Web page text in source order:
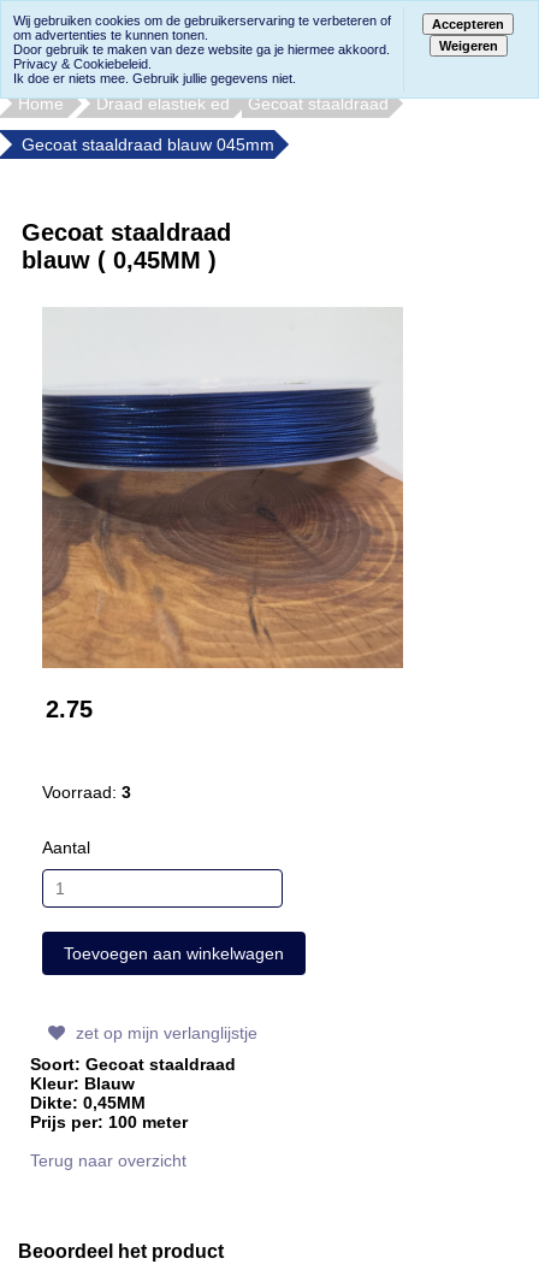
Home Draad elastiek ed Gecoat staaldraad
Gecoat staaldraad blauw 045mm
Gecoat staaldraad
blauw ( 0,45MM )
2.75
Voorraad: 3
Aantal
zet op mijn verlanglijstje
Soort: Gecoat staaldraad
Kleur: Blauw
Dikte: 0,45MM
Prijs per: 100 meter
Terug naar overzicht
Beoordeel het product
Wij gebruiken cookies om de gebruikerservaring te verbeteren of
om advertenties te kunnen tonen.
Door gebruik te maken van deze website ga je hiermee akkoord.
Privacy & Cookiebeleid.
Ik doe er niets mee. Gebruik jullie gegevens niet.
Accepteren
Weigeren